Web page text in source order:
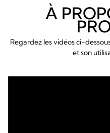
À
Regardez les vidéos ci-
et son